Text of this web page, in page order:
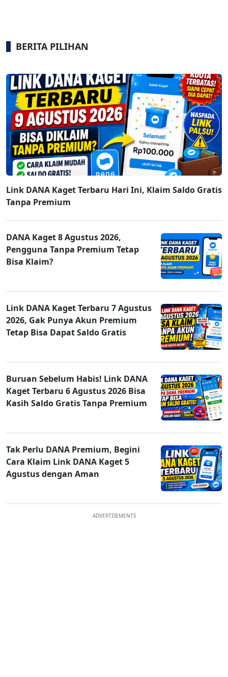
BERITA PILIHAN
Link DANA Kaget Terbaru Hari Ini, Klaim Saldo Gratis
Tanpa Premium
DANA Kaget 8 Agustus 2026,
Pengguna Tanpa Premium Tetap
Bisa Klaim?
Link DANA Kaget Terbaru 7 Agustus
2026, Gak Punya Akun Premium
Tetap Bisa Dapat Saldo Gratis
Buruan Sebelum Habis! Link DANA
Kaget Terbaru 6 Agustus 2026 Bisa
Kasih Saldo Gratis Tanpa Premium
Tak Perlu DANA Premium, Begini
Cara Klaim Link DANA Kaget 5
Agustus dengan Aman
ADVERTISEMENTS